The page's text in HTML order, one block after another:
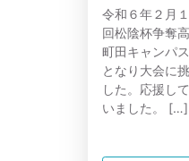
令和６年２月
回松陰杯争奪
町田キャンパ
となり大会に
した。応援し
いました。 […]